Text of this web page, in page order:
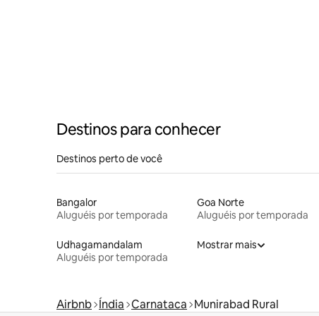
Destinos para conhecer
Destinos perto de você
Bangalor
Aluguéis por temporada
Goa Norte
Aluguéis por temporada
Udhagamandalam
Aluguéis por temporada
Mostrar mais
Airbnb Índia Carnataca Munirabad Rural